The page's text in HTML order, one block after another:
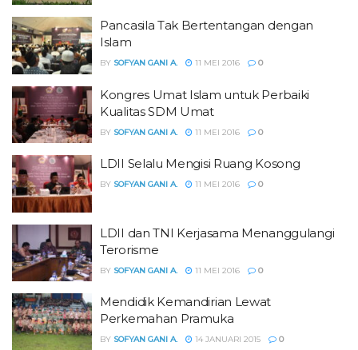
Pancasila Tak Bertentangan dengan
Islam
BY SOFYAN GANI A. 11 MEI 2016 0
Kongres Umat Islam untuk Perbaiki
Kualitas SDM Umat
BY SOFYAN GANI A. 11 MEI 2016 0
LDII Selalu Mengisi Ruang Kosong
BY SOFYAN GANI A. 11 MEI 2016 0
LDII dan TNI Kerjasama Menanggulangi
Terorisme
BY SOFYAN GANI A. 11 MEI 2016 0
Mendidik Kemandirian Lewat
Perkemahan Pramuka
BY SOFYAN GANI A. 14 JANUARI 2015 0